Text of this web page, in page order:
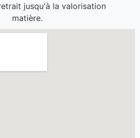
jusqu'à la valorisation
matière.